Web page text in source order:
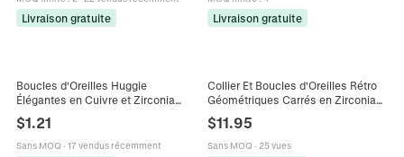
Livraison gratuite Livraison gratuite
Boucles d'Oreilles Huggie
Élégantes en Cuivre et Zirconia
Design Torsadé Anneaux
Géométriques Petit Bijou Rond
Cadeau Femme
$1.21
Sans MOQ · 17 vendus récemment
Collier Et Boucles d'Oreilles Rétro
Géométriques Carrés en Zirconia
Élégants Bijoux en Cuivre
Électroplaqué Mariage Femme
$11.95
Sans MOQ · 25 vues